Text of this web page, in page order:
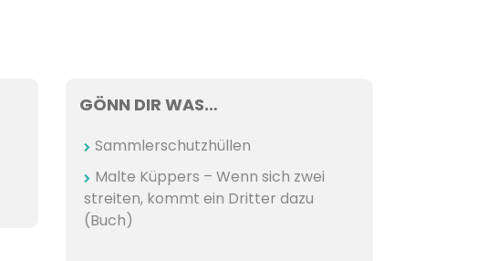
GÖNN DIR WAS…
Sammlerschutzhüllen
Malte Küppers – Wenn sich zwei
streiten, kommt ein Dritter dazu
(Buch)